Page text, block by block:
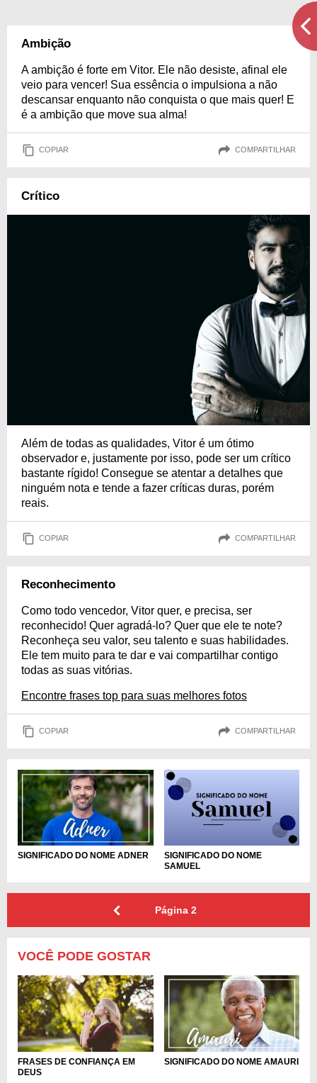
Ambição
A ambição é forte em Vitor. Ele não desiste, afinal ele
veio para vencer! Sua essência o impulsiona a não
descansar enquanto não conquista o que mais quer! E
é a ambição que move sua alma!
COPIAR COMPARTILHAR
Crítico
Além de todas as qualidades, Vitor é um ótimo
observador e, justamente por isso, pode ser um crítico
bastante rígido! Consegue se atentar a detalhes que
ninguém nota e tende a fazer críticas duras, porém
reais.
COPIAR COMPARTILHAR
Reconhecimento
Como todo vencedor, Vitor quer, e precisa, ser
reconhecido! Quer agradá-lo? Quer que ele te note?
Reconheça seu valor, seu talento e suas habilidades.
Ele tem muito para te dar e vai compartilhar contigo
todas as suas vitórias.
Encontre frases top para suas melhores fotos
COPIAR COMPARTILHAR
SIGNIFICADO DO NOME ADNER
SIGNIFICADO DO NOME
SAMUEL
Página2
VOCÊ PODE GOSTAR
FRASES DE CONFIANÇA EM
DEUS
SIGNIFICADO DO NOME AMAURI